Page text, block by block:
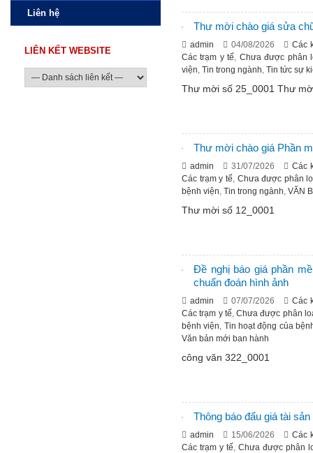
Liên hệ
LIÊN KẾT WEBSITE
Thư mời chào giá sửa
admin 04/08/2026
Các
Các trạm y tế, Chưa được phân
viện, Tin trong ngành, Tin tức sự
Thư mời số 25_0001 Thư
Thư mời chào giá Phần
admin 31/07/2026
Các
Các trạm y tế, Chưa được phân
bệnh viện, Tin trong ngành, VĂN
Thư mời số 12_0001
Đề nghị báo giá phần
chuẩn đoán hình ảnh
admin 07/07/2026
Các
Các trạm y tế, Chưa được phân
bệnh viện, Tin hoạt động của
Văn bản mới ban hành
công văn 322_0001
Thông báo đấu giá tài
admin 15/06/2026
Các
Các trạm y tế, Chưa được phân